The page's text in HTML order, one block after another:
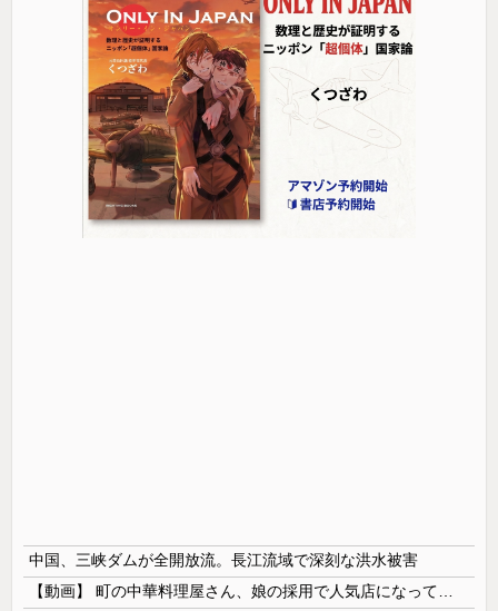
中国、三峡ダムが全開放流。長江流域で深刻な洪水被害